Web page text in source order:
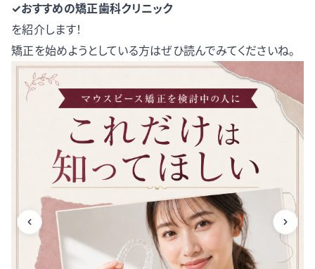
✓おすすめの矯正歯科クリニック
を紹介します！
矯正を始めようとしている方はぜひ読んでみてくださいね。